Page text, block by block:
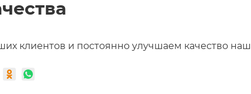
клиентов и постоянно улучшаем качество